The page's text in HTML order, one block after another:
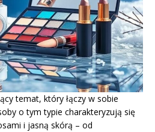
temat, który łączy w sobie
o tym typie charakteryzują się
i jasną skórą – od